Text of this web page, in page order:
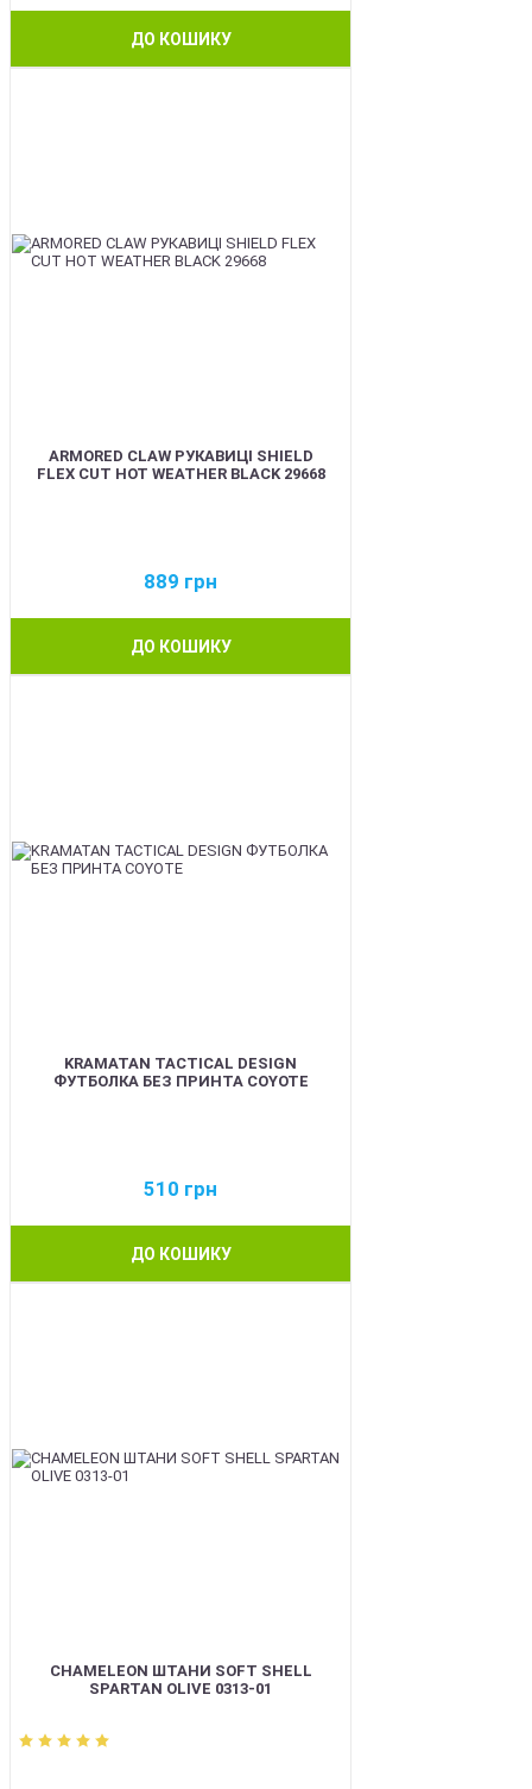
ДО КОШИКУ
ARMORED CLAW РУКАВИЦІ SHIELD
FLEX CUT HOT WEATHER BLACK 29668
889 грн
ДО КОШИКУ
KRAMATAN TACTICAL DESIGN
ФУТБОЛКА БЕЗ ПРИНТА COYOTE
510 грн
ДО КОШИКУ
CHAMELEON ШТАНИ SOFT SHELL
SPARTAN OLIVE 0313-01